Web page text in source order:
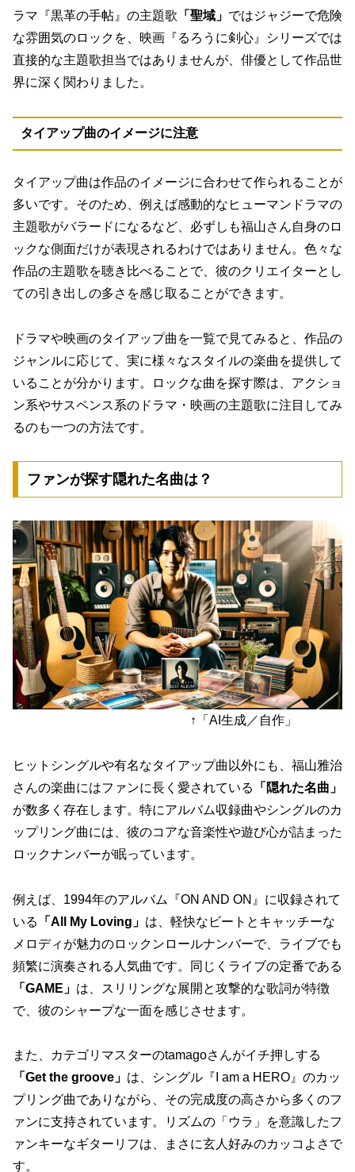
ラマ『黒革の手帖』の主題歌 「聖域」 ではジャジーで危険
な雰囲気のロックを、映画『るろうに剣心』シリーズでは
直接的な主題歌担当ではありませんが、俳優として作品世
界に深く関わりました。
タイアップ曲のイメージに注意
タイアップ曲は作品のイメージに合わせて作られることが
多いです。そのため、例えば感動的なヒューマンドラマの
主題歌がバラードになるなど、必ずしも福山さん自身のロ
ックな側面だけが表現されるわけではありません。色々な
作品の主題歌を聴き比べることで、彼のクリエイターとし
ての引き出しの多さを感じ取ることができます。
ドラマや映画のタイアップ曲を一覧で見てみると、 作品の
ジャンルに応じて、実に様々なスタイルの楽曲を提供して
いる ことが分かります。ロックな曲を探す際は、アクショ
ン系やサスペンス系のドラマ・映画の主題歌に注目してみ
るのも一つの方法です。
ファンが探す隠れた名曲は？
↑「AI生成／自作」
ヒットシングルや有名なタイアップ曲以外にも、福山雅治
さんの楽曲にはファンに長く愛されている
「隠れた名曲」
が数多く存在します。特にアルバム収録曲やシングルのカ
ップリング曲には、彼のコアな音楽性や遊び心が詰まった
ロックナンバーが眠っています。
例えば、1994年のアルバム『ON AND ON』に収録されて
いる
「All My Loving」 は、軽快なビートとキャッチーな
メロディが魅力のロックンロールナンバーで、ライブでも
頻繁に演奏される人気曲です。同じくライブの定番である
「GAME」 は、スリリングな展開と攻撃的な歌詞が特徴
で、彼のシャープな一面を感じさせます。
また、カテゴリマスターのtamagoさんがイチ押しする
「Get the groove」 は、シングル『I am a HERO』のカッ
プリング曲でありながら、その完成度の高さから多くのフ
ァンに支持されています。リズムの「ウラ」を意識したフ
ァンキーなギターリフは、まさに玄人好みのカッコよさで
す。